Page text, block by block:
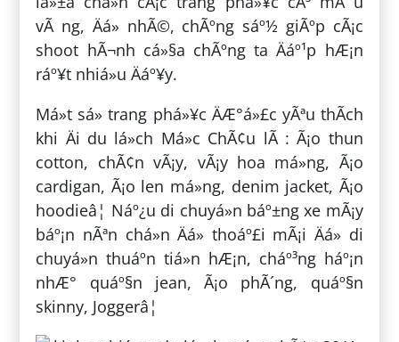
vÃ ng, Äá» nhÃ©, chÃºng sáº½ giÃºp cÃ¡c
shoot hÃ¬nh cá»§a chÃºng ta Äáº¹p hÆ¡n
ráº¥t nhiá»u Äáº¥y.
Má»t sá» trang phá»¥c ÄÆ°á»£c yÃªu thÃ­ch
khi Äi du lá»ch Má»c ChÃ¢u lÃ : Ã¡o thun
cotton, chÃ¢n vÃ¡y, vÃ¡y hoa má»ng, Ã¡o
cardigan, Ã¡o len má»ng, denim jacket, Ã¡o
hoodieâ¦ Náº¿u di chuyá»n báº±ng xe mÃ¡y
báº¡n nÃªn chá»n Äá» thoáº£i mÃ¡i Äá» di
chuyá»n thuáº­n tiá»n hÆ¡n, cháº³ng háº¡n
nhÆ° quáº§n jean, Ã¡o phÃ´ng, quáº§n
skinny, Joggerâ¦